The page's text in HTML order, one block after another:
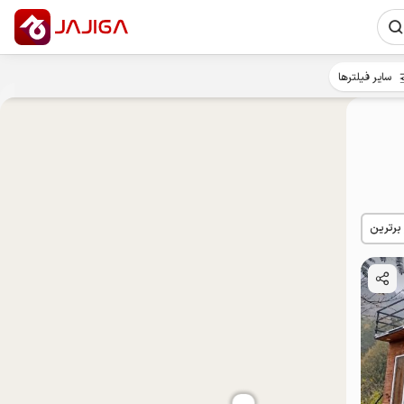
برترین
سایر فیلترها